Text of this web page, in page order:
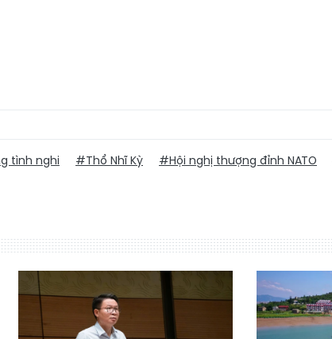
tình nghi #Thổ Nhĩ Kỳ #Hội nghị thượng đỉnh NATO